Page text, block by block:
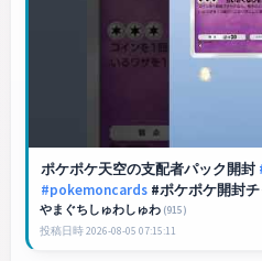
ポケポケ天空の支配者パック開封
#pokemoncards#ポケポケ開封
#pokemontcg #ポケモン #ポケカ
やまぐちしゅわしゅわ (915)
投稿日時 2026-08-05 07:15:11